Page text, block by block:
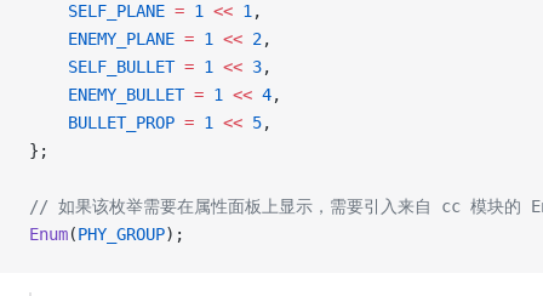
    SELF_PLANE
= 1 << 1 ,
    ENEMY_PLANE
= 1 << 2,
    SELF_BULLET
= 1 << 3,
    ENEMY_BULLET
= 1 << 4,
    BULLET_PROP
= 1 << 5,
};
// 如果该枚举需要在属性面板上显示，需要引入来自 cc 模块的
Enum(PHY_GROUP);